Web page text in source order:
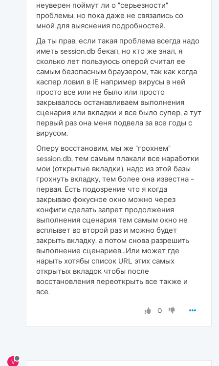
неуверен поймут ли о "серьезности"
проблемы, но пока даже не связались со
мной для выяснения подробностей.
Да ты прав, если такая проблема всегда надо
иметь session.db бекап, но кто же знал, я
сколько лет пользуюсь оперой считал ее
самым безопасным браузером, так как когда
каспер ловил в IE например вирусы в ней
просто все или не было или просто
закрывалось останавливаем выполнения
сценария или вкладки и все было супер, а тут
первый раз она меня подвела за все годы с
вирусом.
Оперу восстановим, мы же "грохнем"
session.db, тем самым плакали все наработки
мои (открытые вкладки), надо из этой базы
грохнуть вкладку, тем более она известна -
первая. Есть подозрение что я когда
закрываю фокусное окно можно через
конфиги сделать запрет продолжения
выполнения сценария тем самым окно не
всплывет во второй раз и можно будет
закрыть вкладку, а потом снова разрешить
выполнение сценариев...Или может где
нарыть хотябы список URL этих самых
открытых вкладок чтобы после
восстановления переоткрыть все также и
все.
0
V